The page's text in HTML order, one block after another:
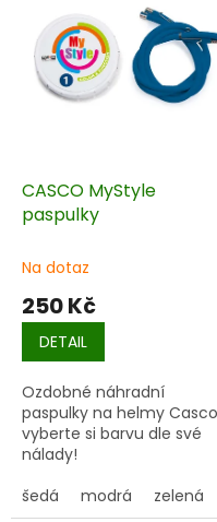
CASCO MyStyle
paspulky
Na dotaz
250 Kč
DETAIL
Ozdobné náhradní
paspulky na helmy
vyberte si barvu dle své
nálady!
šedá
modrá zelená